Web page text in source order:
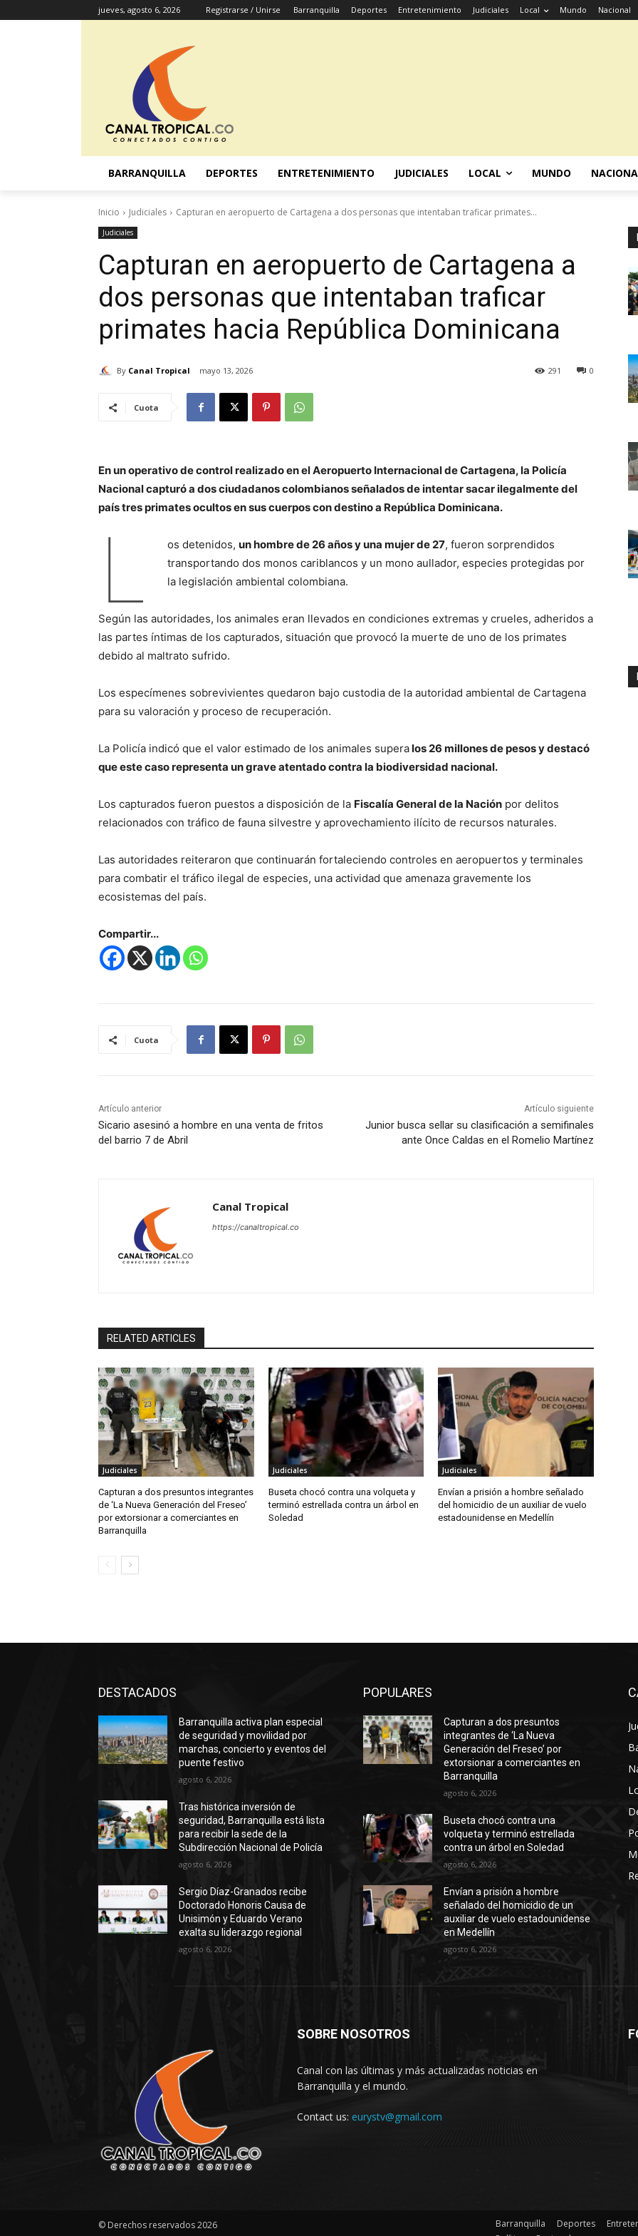
jueves, agosto 6, 2026 Registrarse / Unirse Barranquilla Deportes Entretenimiento Judiciales Local Mundo Nacional
BARRANQUILLA DEPORTES ENTRETENIMIENTO JUDICIALES LOCAL MUNDO
Inicio Judiciales Capturan en aeropuerto de Cartagena a dos personas que intentaban traficar primates...
Judiciales
Capturan en aeropuerto de Cartagena a
dos personas que intentaban traficar
primates hacia República Dominicana
By Canal Tropical mayo 13, 2026 0
291
Cuota
En un operativo de control realizado en el Aeropuerto Internacional de Cartagena, la Policía
Nacional capturó a dos ciudadanos colombianos señalados de intentar sacar ilegalmente del
país tres primates ocultos en sus cuerpos con destino a República Dominicana.
L os detenidos, un hombre de 26 años y una mujer de 27, fueron sorprendidos
transportando dos monos cariblancos y un mono aullador, especies protegidas por
la legislación ambiental colombiana.
Según las autoridades, los animales eran llevados en condiciones extremas y crueles, adheridos a
las partes íntimas de los capturados, situación que provocó la muerte de uno de los primates
debido al maltrato sufrido.
Los especímenes sobrevivientes quedaron bajo custodia de la autoridad ambiental de Cartagena
para su valoración y proceso de recuperación.
La Policía indicó que el valor estimado de los animales superalos 26 millones de pesos y destacó
que este caso representa un grave atentado contra la biodiversidad nacional.
Los capturados fueron puestos a disposición de la Fiscalía General de la Nación por delitos
relacionados con tráfico de fauna silvestre y aprovechamiento ilícito de recursos naturales.
Las autoridades reiteraron que continuarán fortaleciendo controles en aeropuertos y terminales
para combatir el tráfico ilegal de especies, una actividad que amenaza gravemente los
ecosistemas del país.
Compartir...
Cuota
Artículo anterior
Sicario asesinó a hombre en una venta de fritos
del barrio 7 de Abril
Artículo siguiente
Junior busca sellar su clasificación a semifinales
ante Once Caldas en el Romelio Martínez
Canal Tropical
https://canaltropical.co
RELATED ARTICLES
Judiciales
Capturan a dos presuntos integrantes
de ‘La Nueva Generación del Freseo’
por extorsionar a comerciantes en
Barranquilla
Judiciales
Buseta chocó contra una volqueta y
terminó estrellada contra un árbol en
Soledad
Judiciales
Envían a prisión a hombre señalado
del homicidio de un auxiliar de vuelo
estadounidense en Medellín
DESTACADOS
Barranquilla activa plan especial
de seguridad y movilidad por
marchas, concierto y eventos del
puente festivo
agosto 6, 2026
Tras histórica inversión de
seguridad, Barranquilla está lista
para recibir la sede de la
Subdirección Nacional de Policía
agosto 6, 2026
Sergio Díaz-Granados recibe
Doctorado Honoris Causa de
Unisimón y Eduardo Verano
exalta su liderazgo regional
agosto 6, 2026
POPULARES
Capturan a dos presuntos
integrantes de ‘La Nueva
Generación del Freseo’ por
extorsionar a comerciantes en
Barranquilla
agosto 6, 2026
Buseta chocó contra una
volqueta y terminó estrellada
contra un árbol en Soledad
agosto 6, 2026
Envían a prisión a hombre
señalado del homicidio de un
auxiliar de vuelo estadounidense
en Medellín
agosto 6, 2026
SOBRE NOSOTROS
Canal con las últimas y más actualizadas noticias en
Barranquilla y el mundo.
Contact us: eurystv@gmail.com
© Derechos reservados 2026 Barranquilla Deportes